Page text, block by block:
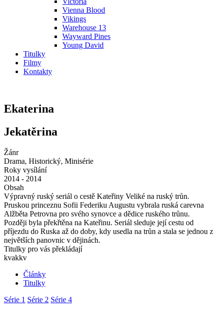
Vienna Blood
Vikings
Warehouse 13
Wayward Pines
Young David
Titulky
Filmy
Kontakty
Ekaterina
Jekatěrina
Žánr
Drama, Historický, Minisérie
Roky vysílání
2014 - 2014
Obsah
Výpravný ruský seriál o cestě Kateřiny Veliké na ruský trůn.
Pruskou princeznu Sofii Federiku Augustu vybrala ruská carevna
Alžběta Petrovna pro svého synovce a dědice ruského trůnu.
Později byla překřtěna na Kateřinu. Seriál sleduje její cestu od
příjezdu do Ruska až do doby, kdy usedla na trůn a stala se jednou z
největších panovnic v dějinách.
Titulky pro vás překládají
kvakkv
Články
Titulky
Série 1 Série 2 Série 4